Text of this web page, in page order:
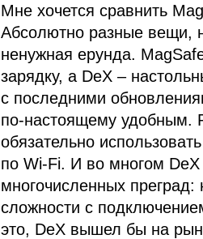
Мне хочется сравнить
Абсолютно разные вещи,
ненужная ерунда.
зарядку, а DeX –
с последними
по-настоящему удобным.
обязательно
по Wi-Fi. И во многом
многочисленных
сложности с
это, DeX вышел бы на